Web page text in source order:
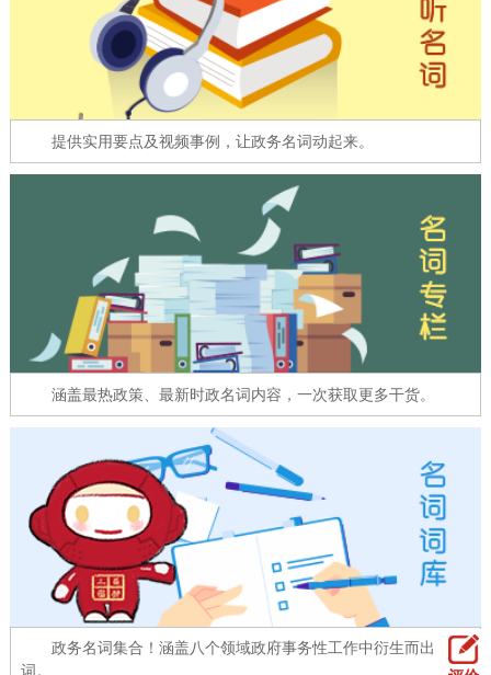
政民互动
12345网上接诉即办 我要咨询 我要建议
参与调查 在线访谈
十六区概览 人文北京
绿色北京 图说北京 视频北京
多语种
ENGLISH 한국어 日本語
DEUTSCH FRANÇAIS РУССКИЙ ЯЗЫК
ESPAÑOL PORTUGUÊS
ITALIANO
提供实用要点及视频事例，让政务名词动起来。
涵盖最热政策、最新时政名词内容，一次获取更多干货。
政务名词集合！涵盖八个领域政府事务性工作中衍生而出的名
词。